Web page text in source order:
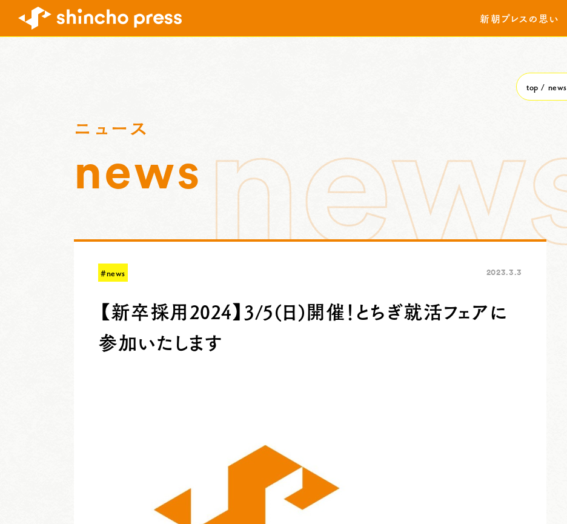
新朝プレスの思い
top news
ニュース
news
#news 2023.3.3
【新卒採用2024】3/5(日)開催！とちぎ就活フェアに
参加いたします